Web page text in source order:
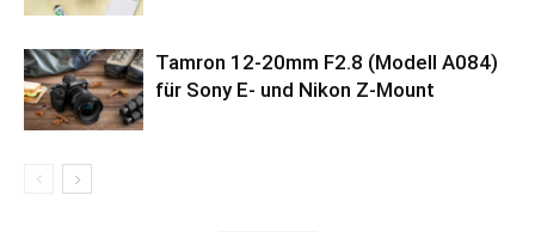
Tamron 12-20mm F2.8 (Modell A084)
für Sony E- und Nikon Z-Mount